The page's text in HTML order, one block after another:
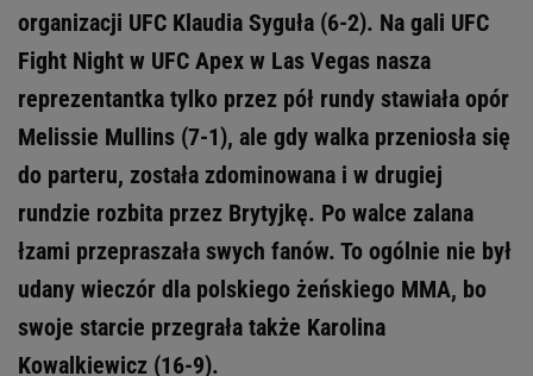
organizacji UFC Klaudia Syguła (6-2). Na gali UFC
Fight Night w UFC Apex w Las Vegas nasza
reprezentantka tylko przez pół rundy stawiała opór
Melissie Mullins (7-1), ale gdy walka przeniosła się
do parteru, została zdominowana i w drugiej
rundzie rozbita przez Brytyjkę. Po walce zalana
łzami przepraszała swych fanów. To ogólnie nie był
udany wieczór dla polskiego żeńskiego MMA, bo
swoje starcie przegrała także Karolina
Kowalkiewicz (16-9).